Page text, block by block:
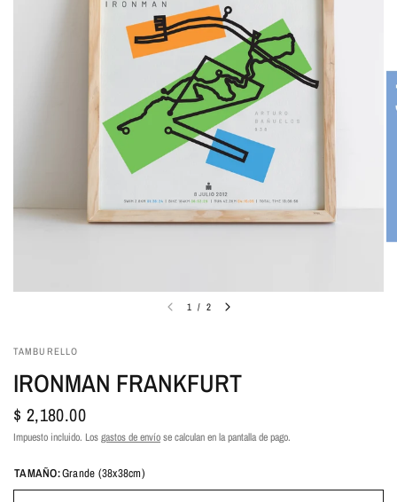
1 / 2
TAMBURELLO
IRONMAN FRANKFURT
$ 2,180.00
Impuesto incluido. Losgastos de envíose calculan en la pantalla de pago.
TAMAÑO:Grande (38x38cm)